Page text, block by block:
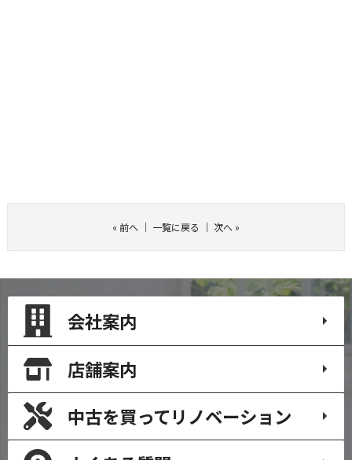
« 前へ｜ 一覧に戻る ｜ 次へ»
会社案内
店舗案内
中古を買ってリノベーション